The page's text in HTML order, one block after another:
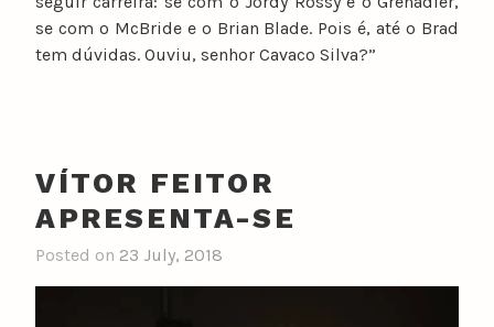
se com o McBride e o Brian Blade. Pois é, até o Brad
tem dúvidas. Ouviu, senhor Cavaco Silva?”
VÍTOR FEITOR
APRESENTA-SE
Posted on 23 July, 2018